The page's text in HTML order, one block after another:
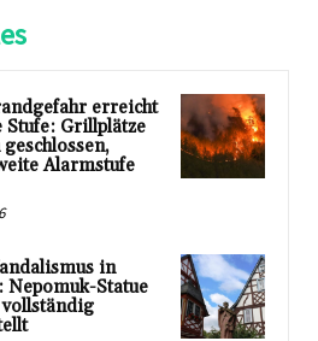
erreicht
Stufe: Grillplätze
Alarmstufe
in
Nepomuk-Statue